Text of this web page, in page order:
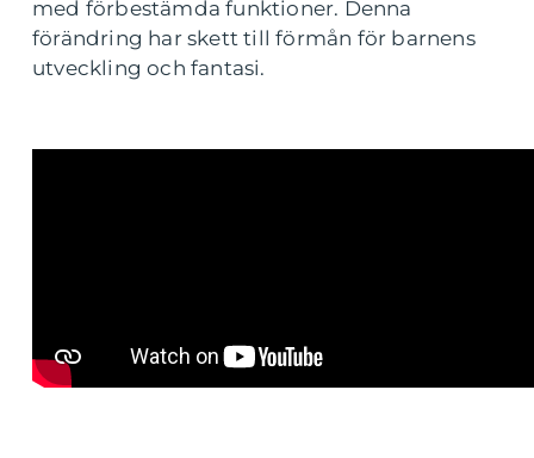
med förbestämda funktioner. Denna
förändring har skett till förmån för barnens
utveckling och fantasi.